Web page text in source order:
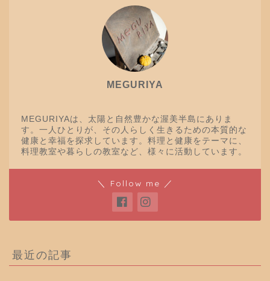
MEGURIYA
MEGURIYAは、太陽と自然豊かな渥美半島にありま
す。一人ひとりが、その人らしく生きるための本質的な
健康と幸福を探求しています。料理と健康をテーマに、
料理教室や暮らしの教室など、様々に活動しています。
＼ Follow me ／
最近の記事